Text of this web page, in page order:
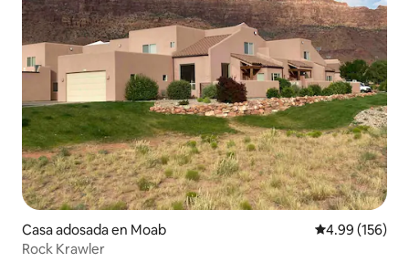
Casa adosada en Moab Calificación
4.99 (156)
Rock Krawler